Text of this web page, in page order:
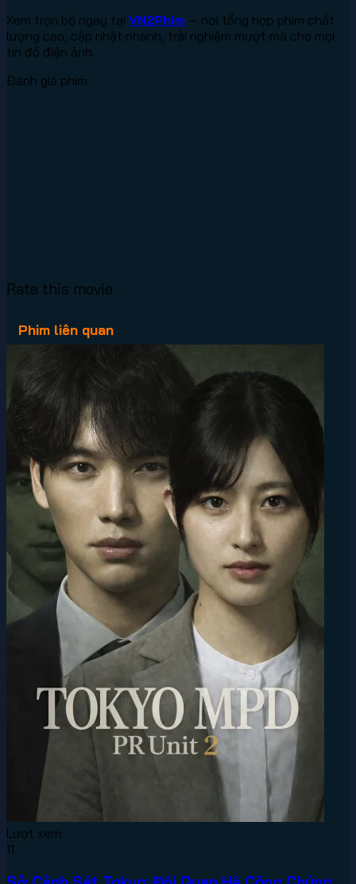
Xem trọn bộ ngay tại VN2Phim — nơi tổng hợp phim chất
lượng cao, cập nhật nhanh, trải nghiệm mượt mà cho mọi
tín đồ điện ảnh.
Đánh giá phim
Rate this movie
Phim liên quan
Lượt xem:
11